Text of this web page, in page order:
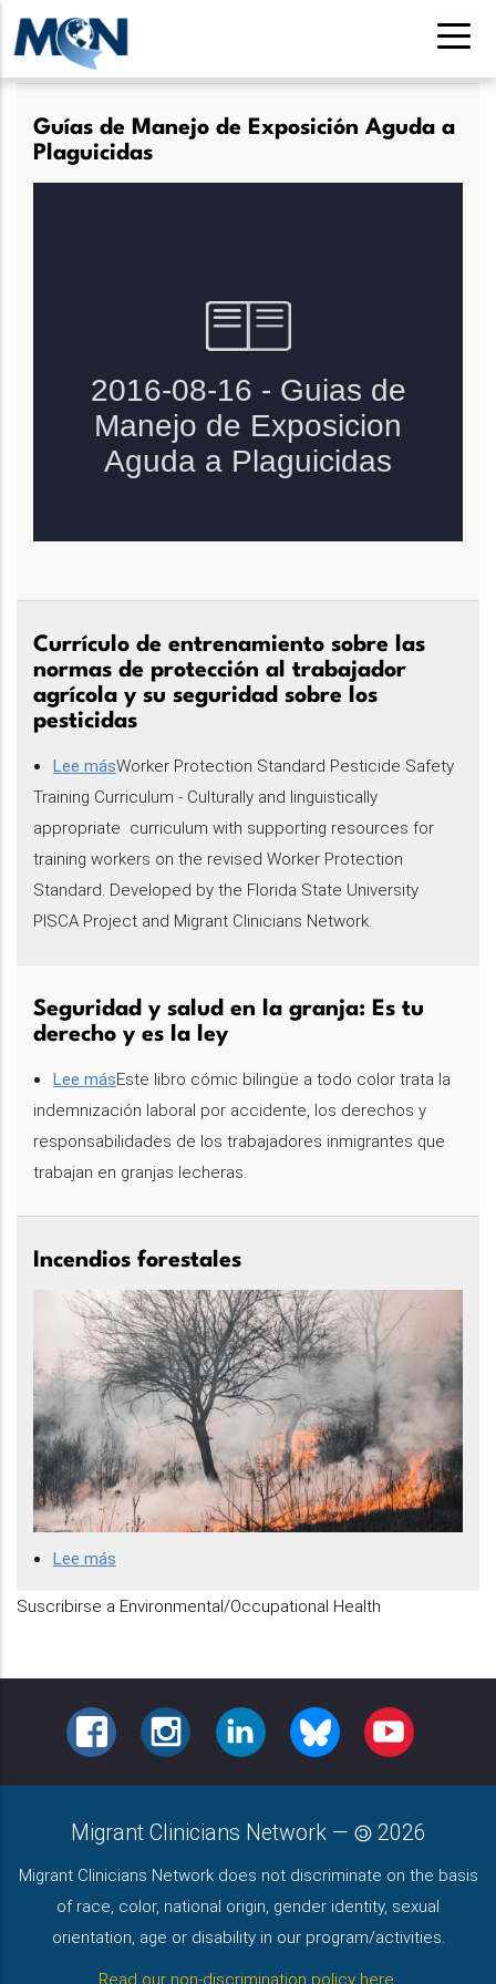
Pasar
contenido
Guías de Manejo de Exposición Aguda a
Plaguicidas
Aguda
a
Plaguicidas
Currículo de entrenamiento sobre las
normas de protección al trabajador
agrícola y su seguridad sobre los
pesticidas
Lee mássobre
Currículo
de
entrenamiento
sobre
las
protección
al
trabajador
agrícola
y
su
los
pesticidas
Worker Protection Standard Pesticide Safety
Training Curriculum - Culturally and linguistically
appropriate curriculum with supporting resources for
training workers on the revised Worker Protection
Standard. Developed by the Florida State University
PISCA Project and Migrant Clinicians Network.
Seguridad y salud en la granja: Es tu
derecho y es la ley
Lee mássobre
Seguridad
y
salud
granja:
Es
tu
derecho
y
es
la
ley
Este libro cómic bilingüe a todo color trata la
indemnización laboral por accidente, los derechos y
responsabilidades de los trabajadores inmigrantes que
trabajan en granjas lecheras.
Incendios forestales
Lee más
Suscribirse a Environmental/Occupational Health
FACEBOOKINSTAGRAMLINKEDINBLUESKY YOUTUBE
Migrant Clinicians Network — 2026
Migrant Clinicians Network does not discriminate on the basis
of race, color, national origin, gender identity, sexual
orientation, age or disability in our program/activities.
Read our non-discrimination policy here